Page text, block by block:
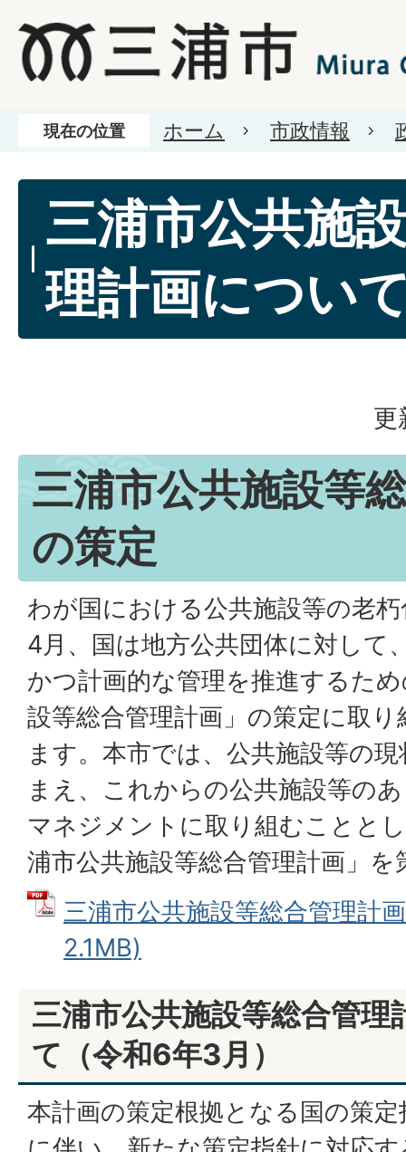
現在の位置 ホーム 市政情報
三浦市公共施
理計画につい
更
三浦市公共施設等
の策定
わが国における公共施設等の老
4月、国は地方公共団体に対して
かつ計画的な管理を推進するた
設等総合管理計画」の策定に取
ます。本市では、公共施設等の
まえ、これからの公共施設等の
マネジメントに取り組むことと
浦市公共施設等総合管理計画」
三浦市公共施設等総合管理計
2.1MB)
三浦市公共施設等総合管理
て（令和6年3月）
本計画の策定根拠となる国の策